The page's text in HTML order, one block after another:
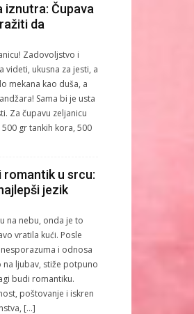
iznutra: Čupava
da
Zadovoljstvo i
videti, ukusna za jesti, a
mekana kao duša, a
Sama bi je usta
Za čupavu zeljanicu
gr tankih kora, 500
romantik u srcu:
jezik
na nebu, onda je to
vratila kući. Posle
i odnosa
na ljubav, stiže potpuno
budi romantiku.
poštovanje i iskren
[…]